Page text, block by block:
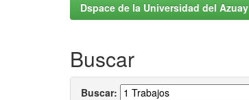
Dspace de la Universidad del Azuay
Buscar
Buscar: